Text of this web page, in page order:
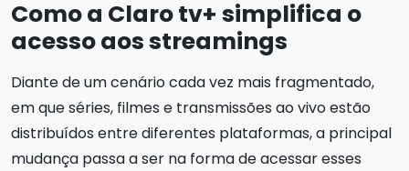
Como a Claro tv+ simplifica o
acesso aos streamings
Diante de um cenário cada vez mais fragmentado,
em que séries, filmes e transmissões ao vivo estão
distribuídos entre diferentes plataformas, a principal
mudança passa a ser na forma de acessar esses